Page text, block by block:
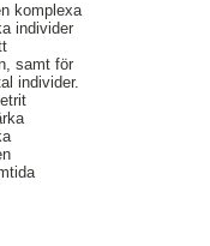
komplexa
individer
samt för
individer.